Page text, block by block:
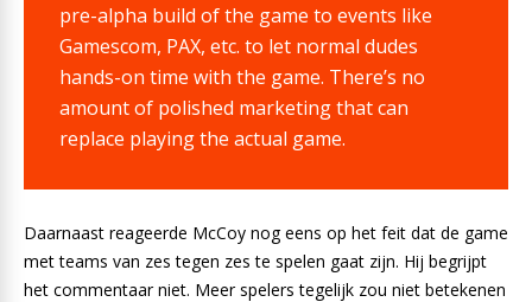
pre-alpha build of the game to events like
Gamescom, PAX, etc. to let normal dudes
hands-on time with the game. There’s no
amount of polished marketing that can
replace playing the actual game.
Daarnaast reageerde McCoy nog eens op het feit dat de game
met teams van zes tegen zes te spelen gaat zijn. Hij begrijpt
het commentaar niet. Meer spelers tegelijk zou niet betekenen